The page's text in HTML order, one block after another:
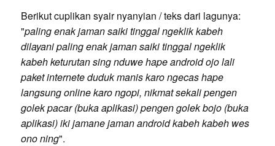
Berikut cuplikan syair nyanyian / teks dari lagunya:
"paling enak jaman saiki tinggal ngeklik kabeh
dilayani paling enak jaman saiki tinggal ngeklik
kabeh keturutan sing nduwe hape android ojo lali
paket internete duduk manis karo ngecas hape
langsung online karo ngopi, nikmat sekali pengen
golek pacar (buka aplikasi) pengen golek bojo (buka
aplikasi) iki jamane jaman android kabeh kabeh wes
ono ning".